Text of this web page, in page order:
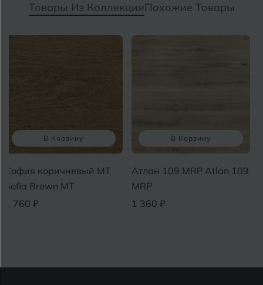
Товары Из КоллекцииПохожие Товары
В Корзину
София коричневый MT
Sofia Brown MT
1 760 ₽
В Корзину
Атлан 109 MRP Atlan 109
MRP
1 360 ₽